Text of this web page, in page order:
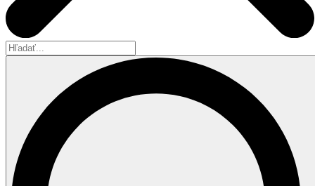
Hľadať...